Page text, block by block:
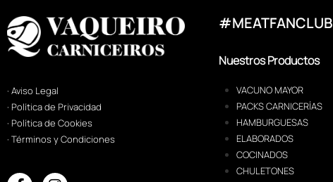
· Aviso Legal
· Política de Privacidad
· Política de Cookies
· Términos y Condiciones
#MEATFANCLUB
Nuestros Productos
VACUNO MAYOR
PACKS CARNICERÍAS
HAMBURGUESAS
ELABORADOS
COCINADOS
CHULETONES